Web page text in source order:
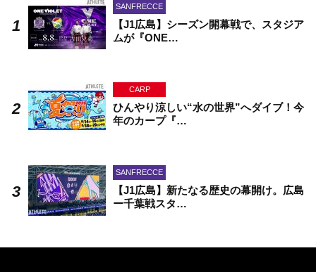
SANFRECCE
【J1広島】シーズン開幕戦で、スタジア
ムが『ONE…
CARP
ひんやり涼しい“水の世界”へダイブ！今
年のカープ『…
SANFRECCE
【J1広島】新たなる歴史の幕開け。広島
ー千葉戦スタ…